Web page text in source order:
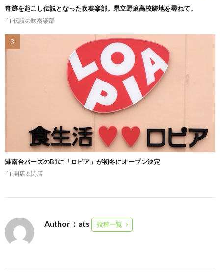
奇跡を起こし伝説となった吹奏楽部。県立野庭高校跡地を尋ねて。
伝説の吹奏楽部
港南台バーズのB1に「ロピア」が初冬にオープン決定
開店＆閉店
Author：ats 投稿一覧